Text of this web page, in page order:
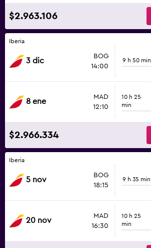
$2.963.106
Iberia
3 dic
BOG
14:00
9 h 50 min
8 ene
MAD
12:10
10 h 25
min
$2.966.334
Iberia
5 nov
BOG
18:15
9 h 35 min
20 nov
MAD
16:30
10 h 25
min